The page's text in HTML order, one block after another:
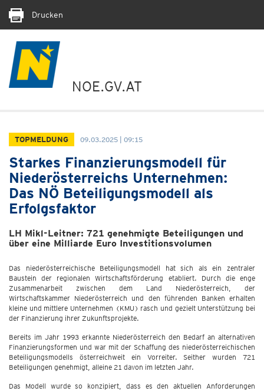
Drucken
NOE.GV.AT
TOPMELDUNG 09.03.2025 | 09:15
Starkes Finanzierungsmodell für
Niederösterreichs Unternehmen:
Das NÖ Beteiligungsmodell als
Erfolgsfaktor
LH Mikl-Leitner: 721 genehmigte Beteiligungen und
über eine Milliarde Euro Investitionsvolumen
Das niederösterreichische Beteiligungsmodell hat sich als ein zentraler
Baustein der regionalen Wirtschaftsförderung etabliert. Durch die enge
Zusammenarbeit zwischen dem Land Niederösterreich, der
Wirtschaftskammer Niederösterreich und den führenden Banken erhalten
kleine und mittlere Unternehmen (KMU) rasch und gezielt Unterstützung bei
der Finanzierung ihrer Zukunftsprojekte.
Bereits im Jahr 1993 erkannte Niederösterreich den Bedarf an alternativen
Finanzierungsformen und war mit der Schaffung des niederösterreichischen
Beteiligungsmodells österreichweit ein Vorreiter. Seither wurden 721
Beteiligungen genehmigt, alleine 21 davon im letzten Jahr.
Das Modell wurde so konzipiert, dass es den aktuellen Anforderungen